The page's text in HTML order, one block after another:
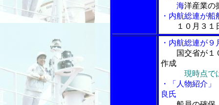
海洋産業の
・内航総連が
１０月３
・内航総連が
国交省が１
作成
現時点で
・「人物紹介
良氏